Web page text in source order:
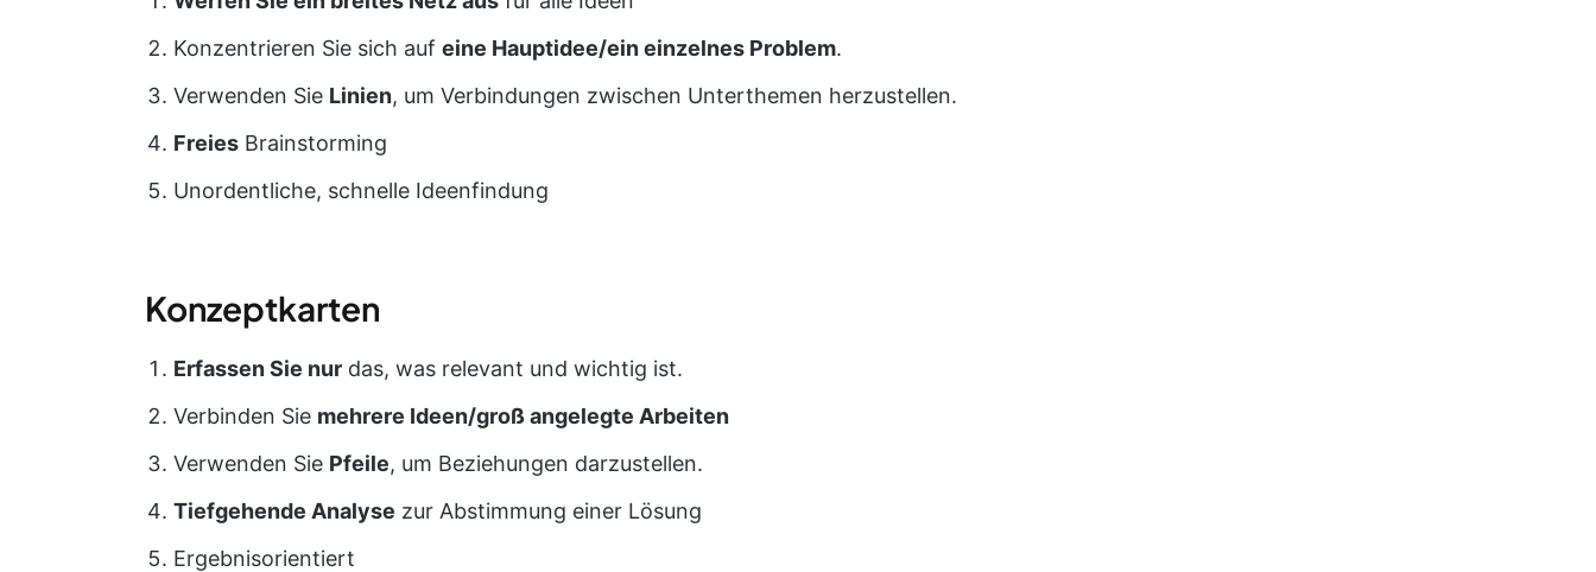
Konzentrieren Sie sich auf eine Hauptidee/ein einzelnes Problem.
Verwenden Sie Linien, um Verbindungen zwischen Unterthemen herzustellen.
Freies Brainstorming
Unordentliche, schnelle Ideenfindung
Konzeptkarten
Erfassen Sie nur das, was relevant und wichtig ist.
Verbinden Sie mehrere Ideen/groß angelegte Arbeiten
Verwenden Sie Pfeile, um Beziehungen darzustellen.
Tiefgehende Analyse zur Abstimmung einer Lösung
Ergebnisorientiert